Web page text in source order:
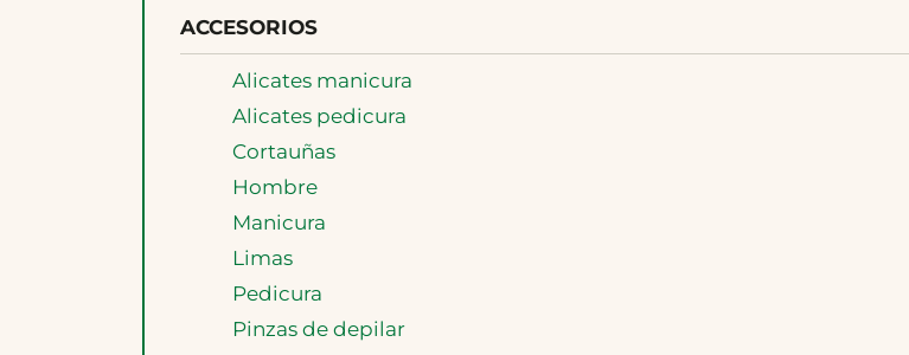
ACCESORIOS
Alicates manicura
Alicates pedicura
Cortauñas
Hombre
Manicura
Limas
Pedicura
Pinzas de depilar